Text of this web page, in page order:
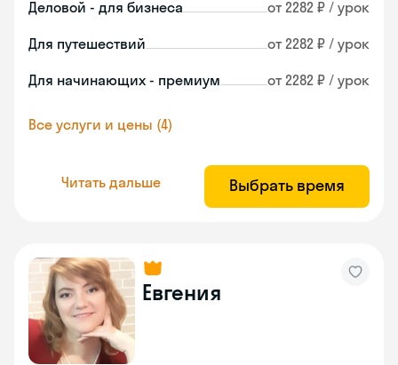
Деловой - для бизнеса от 2282 ₽ / урок
Для путешествий от 2282 ₽ / урок
Для начинающих - премиум от 2282 ₽ / урок
Все услуги и цены (4)
Читать дальше Выбрать время
Евгения